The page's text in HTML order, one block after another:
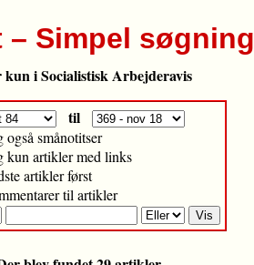
– Simpel søgning
kun i Socialistisk Arbejderavis
til
også smånotitser
kun artikler med links
artikler først
til artikler